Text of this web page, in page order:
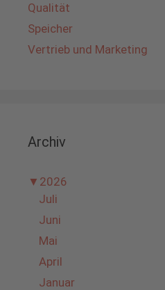
Qualität
Speicher
Vertrieb und Marketing
Archiv
▼ 2026
Juli
Juni
Mai
April
Januar